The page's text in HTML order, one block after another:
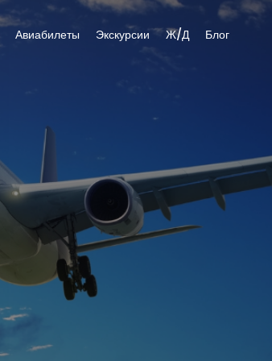
Авиабилеты Экскурсии Ж/Д Блог